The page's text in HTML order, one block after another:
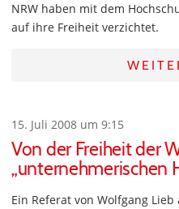
NRW haben mit dem
auf ihre Freiheit verzichtet.
15. Juli 2008 um 9:15
Von der Freiheit der
„unternehmerischen
Ein Referat von Wolfgang